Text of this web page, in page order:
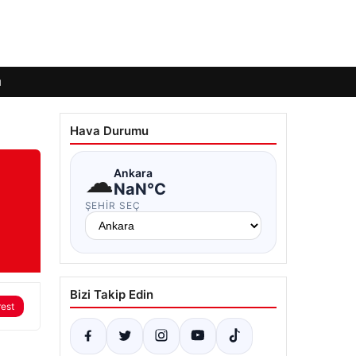
Hava Durumu
☁Ankara
NaN°C
ŞEHIR SEÇ
Bizi Takip Edin